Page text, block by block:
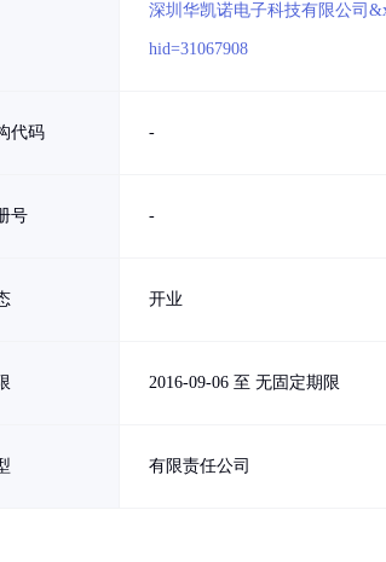
深圳华凯诺电子科技有限公司
hid=31067908
代码 -
号 -
开业
2016-09-06 至 无固定期限
有限责任公司